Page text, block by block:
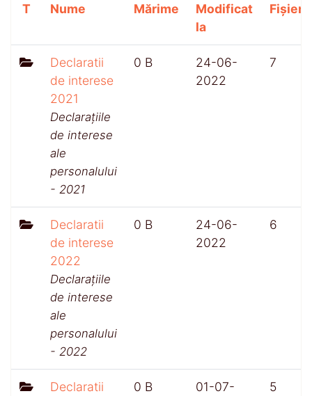
T Nume Mărime
Modificat
la
Fișiere
Declaratii
de interese
2021
Declarațiile
de interese
ale
personalului
- 2021
0 B
24-06-
2022
7
Declaratii
de interese
2022
Declarațiile
de interese
ale
personalului
- 2022
0 B
24-06-
2022
6
Declaratii
0 B
01-07-
5